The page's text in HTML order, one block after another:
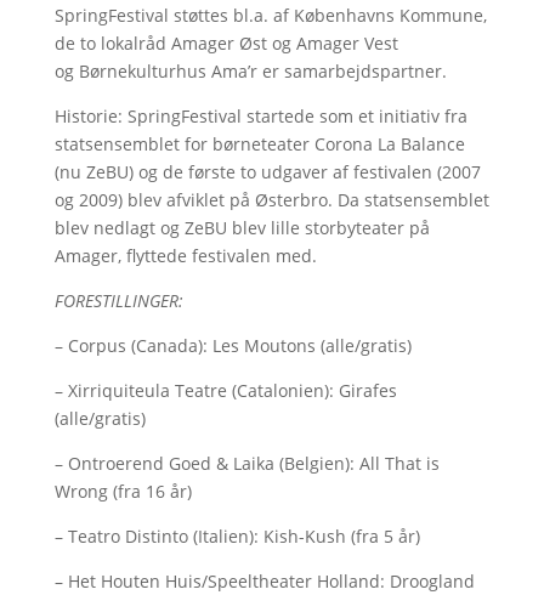
SpringFestival støttes bl.a. af Københavns Kommune,
de to lokalråd Amager Øst og Amager Vest
og Børnekulturhus Ama’r er samarbejdspartner.
Historie: SpringFestival startede som et initiativ fra
statsensemblet for børneteater Corona La Balance
(nu ZeBU) og de første to udgaver af festivalen (2007
og 2009) blev afviklet på Østerbro. Da statsensemblet
blev nedlagt og ZeBU blev lille storbyteater på
Amager, flyttede festivalen med.
FORESTILLINGER:
– Corpus (Canada): Les Moutons (alle/gratis)
– Xirriquiteula Teatre (Catalonien): Girafes
(alle/gratis)
– Ontroerend Goed & Laika (Belgien): All That is
Wrong (fra 16 år)
– Teatro Distinto (Italien): Kish-Kush (fra 5 år)
– Het Houten Huis/Speeltheater Holland: Droogland